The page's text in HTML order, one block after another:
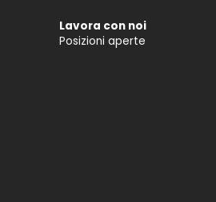
Lavora con noi
Posizioni aperte